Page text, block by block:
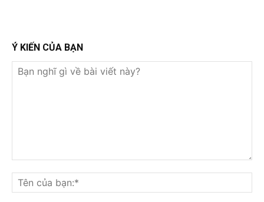
Ý KIẾN CỦA BẠN
nghĩ
gì